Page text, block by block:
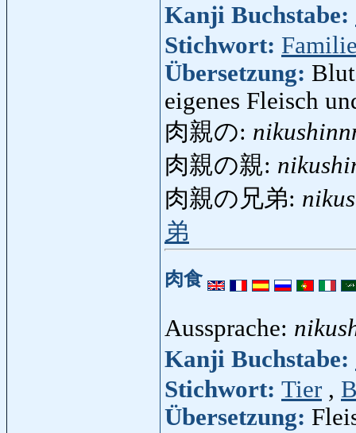
Kanji Buchstabe:
Stichwort:
Übersetzung:
eigenes Fleisch
肉親の:
肉親の親:
肉親の兄弟:
弟
肉食
Aussprache:
Kanji Buchstabe:
Stichwort: Tier ,
Übersetzung: